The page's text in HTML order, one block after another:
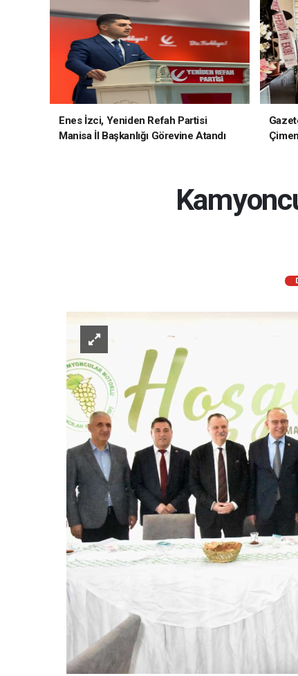
Enes İzci, Yeniden Refah Partisi
Manisa İl Başkanlığı Görevine Atandı